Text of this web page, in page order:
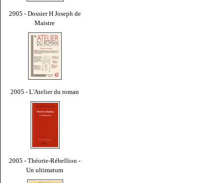
2005 - Dossier H Joseph de
Maistre
2005 - L'Atelier du roman
2005 - Théorie-Rébellion -
Un ultimatum